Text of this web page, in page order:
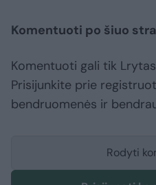
Komentuoti po šiuo
Komentuoti gali tik
Prisijunkite prie
bendruomenės ir
Rodyti